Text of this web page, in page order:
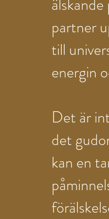
partner
till
energin
Det är
det
kan en